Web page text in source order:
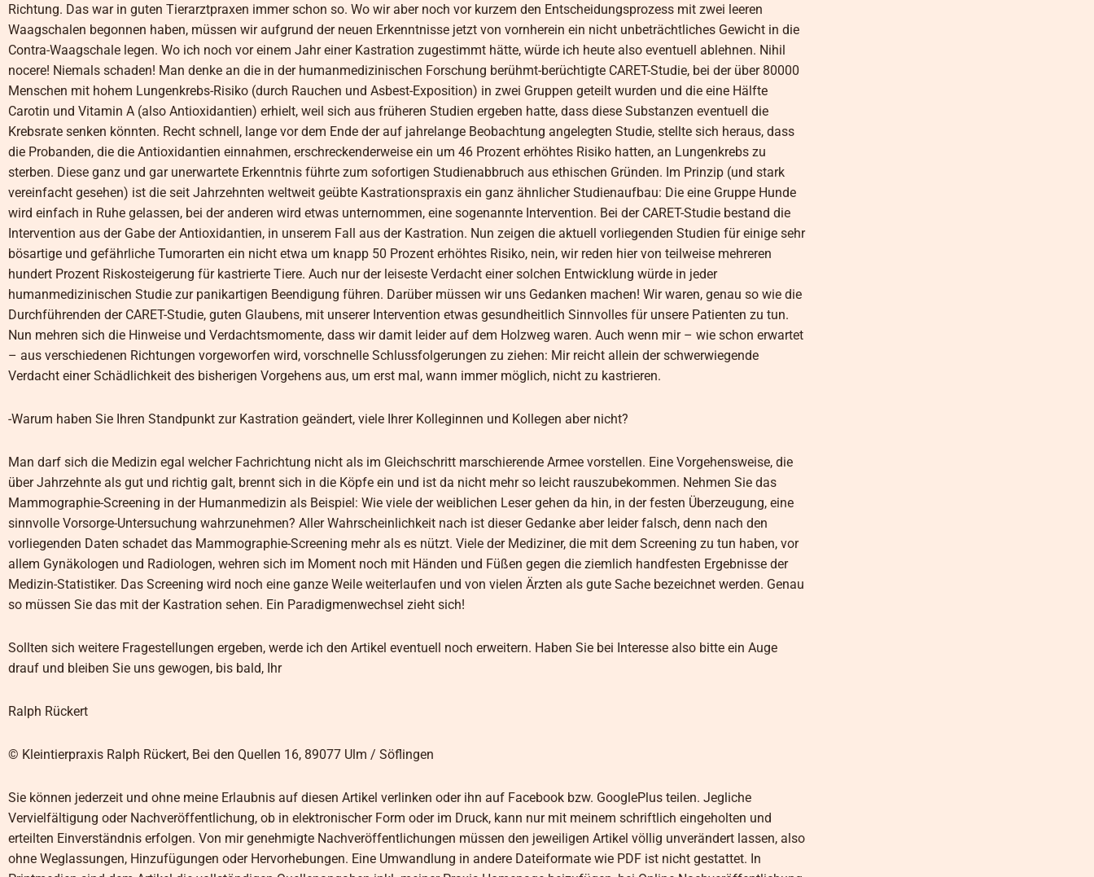
Richtung. Das war in guten Tierarztpraxen immer schon so. Wo wir aber noch vor kurzem den Entscheidungsprozess mit zwei leeren
Waagschalen begonnen haben, müssen wir aufgrund der neuen Erkenntnisse jetzt von vornherein ein nicht unbeträchtliches Gewicht in die
Contra-Waagschale legen. Wo ich noch vor einem Jahr einer Kastration zugestimmt hätte, würde ich heute also eventuell ablehnen. Nihil
nocere! Niemals schaden! Man denke an die in der humanmedizinischen Forschung berühmt-berüchtigte CARET-Studie, bei der über 80000
Menschen mit hohem Lungenkrebs-Risiko (durch Rauchen und Asbest-Exposition) in zwei Gruppen geteilt wurden und die eine Hälfte
Carotin und Vitamin A (also Antioxidantien) erhielt, weil sich aus früheren Studien ergeben hatte, dass diese Substanzen eventuell die
Krebsrate senken könnten. Recht schnell, lange vor dem Ende der auf jahrelange Beobachtung angelegten Studie, stellte sich heraus, dass
die Probanden, die die Antioxidantien einnahmen, erschreckenderweise ein um 46 Prozent erhöhtes Risiko hatten, an Lungenkrebs zu
sterben. Diese ganz und gar unerwartete Erkenntnis führte zum sofortigen Studienabbruch aus ethischen Gründen. Im Prinzip (und stark
vereinfacht gesehen) ist die seit Jahrzehnten weltweit geübte Kastrationspraxis ein ganz ähnlicher Studienaufbau: Die eine Gruppe Hunde
wird einfach in Ruhe gelassen, bei der anderen wird etwas unternommen, eine sogenannte Intervention. Bei der CARET-Studie bestand die
Intervention aus der Gabe der Antioxidantien, in unserem Fall aus der Kastration. Nun zeigen die aktuell vorliegenden Studien für einige sehr
bösartige und gefährliche Tumorarten ein nicht etwa um knapp 50 Prozent erhöhtes Risiko, nein, wir reden hier von teilweise mehreren
hundert Prozent Riskosteigerung für kastrierte Tiere. Auch nur der leiseste Verdacht einer solchen Entwicklung würde in jeder
humanmedizinischen Studie zur panikartigen Beendigung führen. Darüber müssen wir uns Gedanken machen! Wir waren, genau so wie die
Durchführenden der CARET-Studie, guten Glaubens, mit unserer Intervention etwas gesundheitlich Sinnvolles für unsere Patienten zu tun.
Nun mehren sich die Hinweise und Verdachtsmomente, dass wir damit leider auf dem Holzweg waren. Auch wenn mir – wie schon erwartet
– aus verschiedenen Richtungen vorgeworfen wird, vorschnelle Schlussfolgerungen zu ziehen: Mir reicht allein der schwerwiegende
Verdacht einer Schädlichkeit des bisherigen Vorgehens aus, um erst mal, wann immer möglich, nicht zu kastrieren.
-Warum haben Sie Ihren Standpunkt zur Kastration geändert, viele Ihrer Kolleginnen und Kollegen aber nicht?
Man darf sich die Medizin egal welcher Fachrichtung nicht als im Gleichschritt marschierende Armee vorstellen. Eine Vorgehensweise, die
über Jahrzehnte als gut und richtig galt, brennt sich in die Köpfe ein und ist da nicht mehr so leicht rauszubekommen. Nehmen Sie das
Mammographie-Screening in der Humanmedizin als Beispiel: Wie viele der weiblichen Leser gehen da hin, in der festen Überzeugung, eine
sinnvolle Vorsorge-Untersuchung wahrzunehmen? Aller Wahrscheinlichkeit nach ist dieser Gedanke aber leider falsch, denn nach den
vorliegenden Daten schadet das Mammographie-Screening mehr als es nützt. Viele der Mediziner, die mit dem Screening zu tun haben, vor
allem Gynäkologen und Radiologen, wehren sich im Moment noch mit Händen und Füßen gegen die ziemlich handfesten Ergebnisse der
Medizin-Statistiker. Das Screening wird noch eine ganze Weile weiterlaufen und von vielen Ärzten als gute Sache bezeichnet werden. Genau
so müssen Sie das mit der Kastration sehen. Ein Paradigmenwechsel zieht sich!
Sollten sich weitere Fragestellungen ergeben, werde ich den Artikel eventuell noch erweitern. Haben Sie bei Interesse also bitte ein Auge
drauf und bleiben Sie uns gewogen, bis bald, Ihr
Ralph Rückert
© Kleintierpraxis Ralph Rückert, Bei den Quellen 16, 89077 Ulm / Söflingen
Sie können jederzeit und ohne meine Erlaubnis auf diesen Artikel verlinken oder ihn auf Facebook bzw. GooglePlus teilen. Jegliche
Vervielfältigung oder Nachveröffentlichung, ob in elektronischer Form oder im Druck, kann nur mit meinem schriftlich eingeholten und
erteilten Einverständnis erfolgen. Von mir genehmigte Nachveröffentlichungen müssen den jeweiligen Artikel völlig unverändert lassen, also
ohne Weglassungen, Hinzufügungen oder Hervorhebungen. Eine Umwandlung in andere Dateiformate wie PDF ist nicht gestattet. In